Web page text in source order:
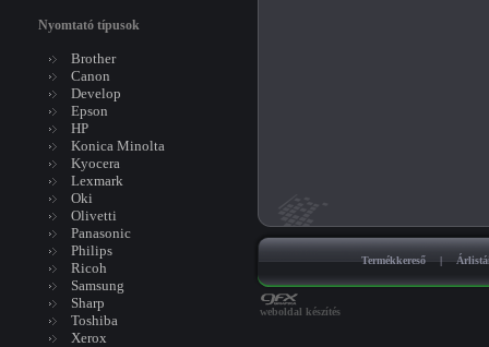
Nyomtató típusok
Brother
Canon
Develop
Epson
HP
Konica Minolta
Kyocera
Lexmark
Oki
Olivetti
Panasonic
Philips
Ricoh
Samsung
Sharp
Toshiba
Xerox
Termékkereső |
weboldal készítés